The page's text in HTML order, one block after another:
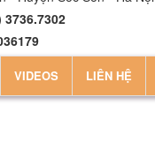
3736.7302
VIDEOS LIÊN HỆ